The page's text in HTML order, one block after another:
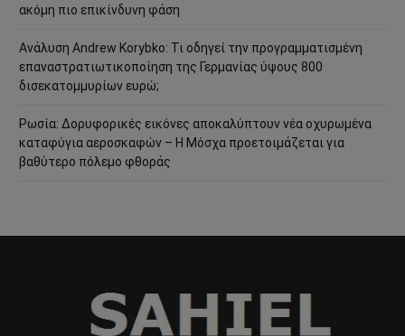
ακόμη πιο επικίνδυνη φάση
Ανάλυση Andrew Korybko: Τι οδηγεί την προγραμματισμένη
επαναστρατιωτικοποίηση της Γερμανίας ύψους 800
δισεκατομμυρίων ευρώ;
Ρωσία: Δορυφορικές εικόνες αποκαλύπτουν νέα οχυρωμένα
καταφύγια αεροσκαφών – Η Μόσχα προετοιμάζεται για
βαθύτερο πόλεμο φθοράς